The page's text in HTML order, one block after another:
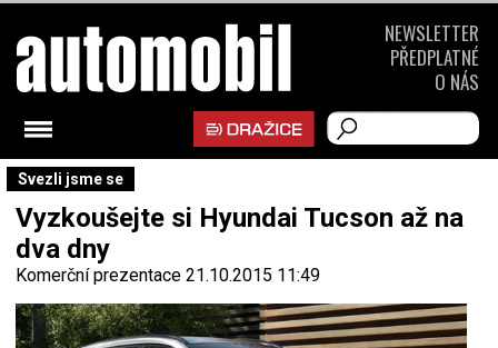
Svezli jsme se
Vyzkoušejte si Hyundai Tucson až na
dva dny
Komerční prezentace 21.10.2015 11:49
NEWSLETTER
PŘEDPLATNÉ
O NÁS